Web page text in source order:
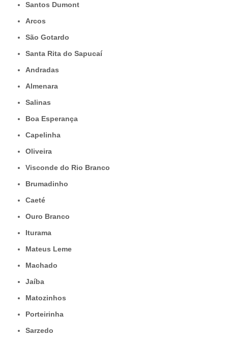
Santos Dumont
Arcos
São Gotardo
Santa Rita do Sapucaí
Andradas
Almenara
Salinas
Boa Esperança
Capelinha
Oliveira
Visconde do Rio Branco
Brumadinho
Caeté
Ouro Branco
Iturama
Mateus Leme
Machado
Jaíba
Matozinhos
Porteirinha
Sarzedo